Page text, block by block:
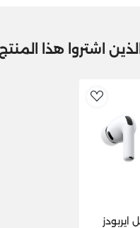
اشتروا هذا
AddToWishlist
ايربودز